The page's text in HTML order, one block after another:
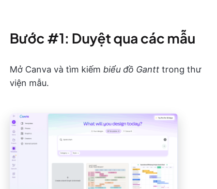
Bước #1: Duyệt qua các mẫu
Mở Canva và tìm kiếm biểu đồ Gantt trong thư
viện mẫu.